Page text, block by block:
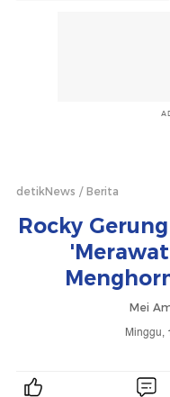
detikNews Berita
Rocky
Mei
Minggu,